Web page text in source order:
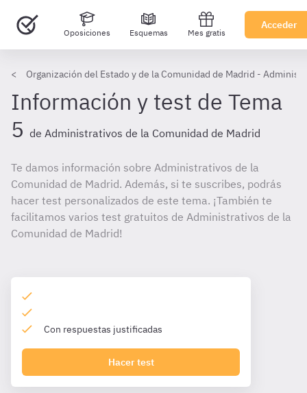
Oposiciones Esquemas Mes gratis
Acceder
Organización del Estado y de la Comunidad de Madrid -
Información y test de Tema
5 de Administrativos de la Comunidad de Madrid
Te damos información sobre Administrativos de la
Comunidad de Madrid. Además, si te suscribes, podrás
hacer test personalizados de este tema. ¡También te
facilitamos varios test gratuitos de Administrativos de la
Comunidad de Madrid!
Con respuestas justificadas
Hacer test